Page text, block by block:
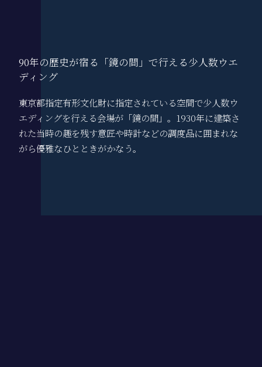
90年の歴史が宿る「鏡の間」で行える少人数ウエ
ディング
東京都指定有形文化財に指定されている空間で少人数ウ
エディングを行える会場が「鏡の間」。1930年に建築さ
れた当時の趣を残す意匠や時計などの調度品に囲まれな
がら優雅なひとときがかなう。